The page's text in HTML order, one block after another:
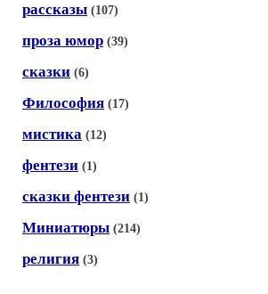
рассказы (107)
проза юмор (39)
сказки (6)
Философия (17)
мистика (12)
фентези (1)
сказки фентези (1)
Миниатюры (214)
религия (3)